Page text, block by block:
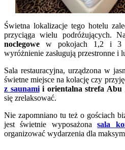
Świetna lokalizacje tego hotelu
przyciąga wielu podróżujących.
noclegowe w pokojach 1,2 i 3
wyróżnienie zasługują przestronne i
Sala restauracyjna, urządzona w
świetne miejsce na kolację czy
z saunamii orientalna strefa
się zrelaksować.
Nie zapomniano tu też o gościach
jest świetnie wyposażonasala
organizować wydarzenia dla